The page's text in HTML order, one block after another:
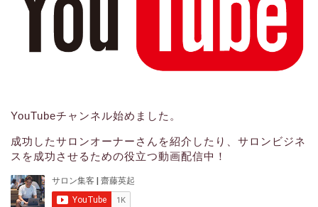
YouTubeチャンネル始めました。
成功したサロンオーナーさんを紹介したり、サロンビジネ
スを成功させるための役立つ動画配信中！